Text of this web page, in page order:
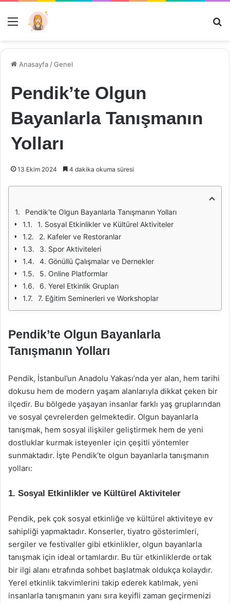
Menü
Anasayfa /Genel
Pendik’te Olgun
Bayanlarla Tanışmanın
Yolları
13 Ekim 2024 4 dakika okuma süresi
Pendik'te Olgun Bayanlarla Tanışmanın Yolları
1. Sosyal Etkinlikler ve Kültürel Aktiviteler
2. Kafeler ve Restoranlar
3. Spor Aktiviteleri
4. Gönüllü Çalışmalar ve Dernekler
5. Online Platformlar
6. Yerel Etkinlik Grupları
7. Eğitim Seminerleri ve Workshoplar
Pendik’te Olgun Bayanlarla
Tanışmanın Yolları
Pendik, İstanbul’un Anadolu Yakası’nda yer alan, hem tarihi
dokusu hem de modern yaşam alanlarıyla dikkat çeken bir
ilçedir. Bu bölgede yaşayan insanlar farklı yaş gruplarından
ve sosyal çevrelerden gelmektedir. Olgun bayanlarla
tanışmak, hem sosyal ilişkiler geliştirmek hem de yeni
dostluklar kurmak isteyenler için çeşitli yöntemler
sunmaktadır. İşte Pendik’te olgun bayanlarla tanışmanın
yolları:
1. Sosyal Etkinlikler ve Kültürel Aktiviteler
Pendik, pek çok sosyal etkinliğe ve kültürel aktiviteye ev
sahipliği yapmaktadır. Konserler, tiyatro gösterimleri,
sergiler ve festivaller gibi etkinlikler, olgun bayanlarla
tanışmak için ideal ortamlardır. Bu tür etkinliklerde ortak
bir ilgi alanı etrafında sohbet başlatmak oldukça kolaydır.
Yerel etkinlik takvimlerini takip ederek katılmak, yeni
insanlarla tanışmanın yanı sıra keyifli zaman geçirmenizi